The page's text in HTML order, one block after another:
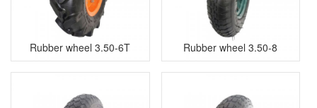
Rubber wheel 3.50-6T Rubber wheel 3.50-8